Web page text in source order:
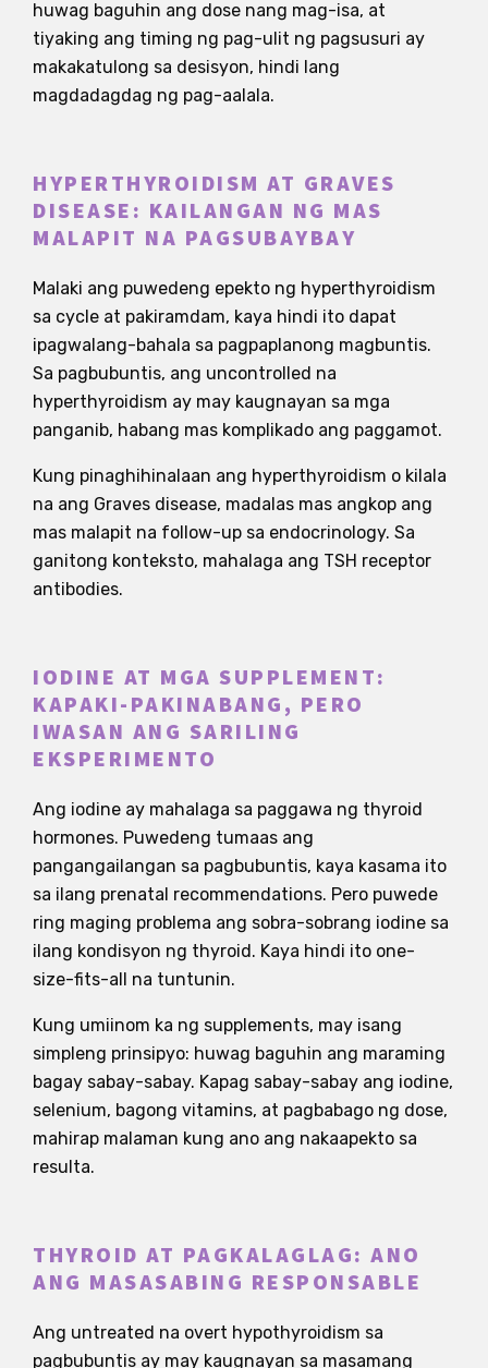
huwag baguhin ang dose nang mag-isa, at
tiyaking ang timing ng pag-ulit ng pagsusuri ay
makakatulong sa desisyon, hindi lang
magdadagdag ng pag-aalala.
HYPERTHYROIDISM AT GRAVES
DISEASE: KAILANGAN NG MAS
MALAPIT NA PAGSUBAYBAY
Malaki ang puwedeng epekto ng hyperthyroidism
sa cycle at pakiramdam, kaya hindi ito dapat
ipagwalang-bahala sa pagpaplanong magbuntis.
Sa pagbubuntis, ang uncontrolled na
hyperthyroidism ay may kaugnayan sa mga
panganib, habang mas komplikado ang paggamot.
Kung pinaghihinalaan ang hyperthyroidism o kilala
na ang Graves disease, madalas mas angkop ang
mas malapit na follow-up sa endocrinology. Sa
ganitong konteksto, mahalaga ang TSH receptor
antibodies.
IODINE AT MGA SUPPLEMENT:
KAPAKI-PAKINABANG, PERO
IWASAN ANG SARILING
EKSPERIMENTO
Ang iodine ay mahalaga sa paggawa ng thyroid
hormones. Puwedeng tumaas ang
pangangailangan sa pagbubuntis, kaya kasama ito
sa ilang prenatal recommendations. Pero puwede
ring maging problema ang sobra-sobrang iodine sa
ilang kondisyon ng thyroid. Kaya hindi ito one-
size-fits-all na tuntunin.
Kung umiinom ka ng supplements, may isang
simpleng prinsipyo: huwag baguhin ang maraming
bagay sabay-sabay. Kapag sabay-sabay ang iodine,
selenium, bagong vitamins, at pagbabago ng dose,
mahirap malaman kung ano ang nakaapekto sa
resulta.
THYROID AT PAGKALAGLAG: ANO
ANG MASASABING RESPONSABLE
Ang untreated na overt hypothyroidism sa
pagbubuntis ay may kaugnayan sa masamang